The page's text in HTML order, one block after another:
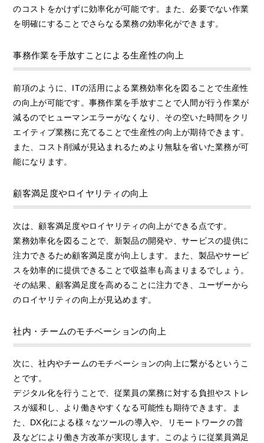
のコストをかけずに効率化が可能です。また、必要でない作業
を明確にすることでさらなる業務の効率化ができます。
事務作業を手放すことによる生産性の向上
前項のように、ITの活用による業務効率化を図ることで生産性
の向上が可能です。事務作業を手放すことで人間が行う作業が
減るのでヒューマンエラーがなくなり、その空いた時間をクリ
エイティブ業務に充てることで生産性の向上が期待できます。
また、コスト削減が見込まれるためより無駄を省いた業務が可
能になります。
顧客満足度やロイヤリティの向上
次は、顧客満足度やロイヤリティの向上ができる点です。
業務効率化を図ることで、新製品の開発や、サービスの提供に
注力できるため顧客満足度が向上します。また、製品やサービ
スを効率的に提供できることで収益率も高まりまるでしょう。
その結果、顧客満足度を高めることに注力でき、ユーザーから
のロイヤリティの向上が見込めます。
社内・チームのモチベーションの向上
次に、社内やチームのモチベーションの向上に繋がるというこ
とです。
デジタル化を行うことで、従業員の業務に対する負担やストレ
スが緩和し、より働きやすくなる可能性も期待できます。ま
た、DX化による様々なツールの導入や、リモートワークの普
及などにより働き方改革が実現します。このように従業員満足